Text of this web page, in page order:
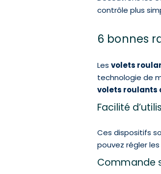
contrôle plus
6 bonnes
Lesvolets
technologie de
volets roulants
Facilité
Ces dispositifs
pouvez régler
Commande